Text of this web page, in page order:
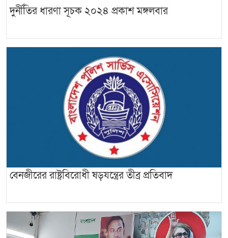
দুর্নীতির ধারণা সূচক ২০২৪ প্রকাশ মঙ্গলবার
বেনজীরের রাষ্ট্রবিরোধী ষড়যন্ত্রের তীব্র প্রতিবাদ